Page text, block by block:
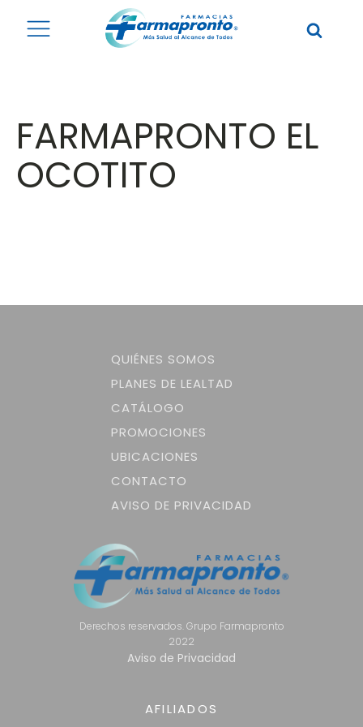
FARMAPRONTO EL
OCOTITO
QUIÉNES SOMOS
PLANES DE LEALTAD
CATÁLOGO
PROMOCIONES
UBICACIONES
CONTACTO
AVISO DE PRIVACIDAD
Derechos reservados. Grupo Farmapronto
2022
Aviso de Privacidad
AFILIADOS